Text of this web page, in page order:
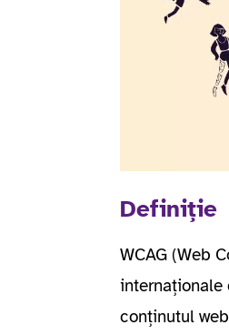
Definiție
WCAG (Web
internaționale
conținutul